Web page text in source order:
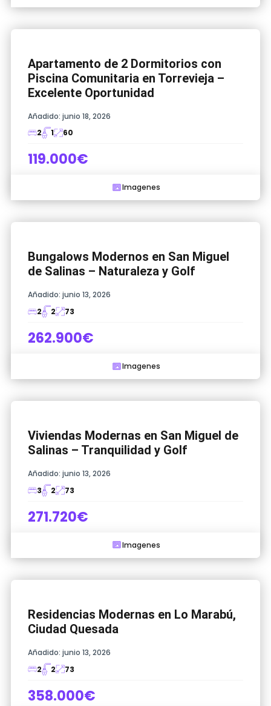
Apartamento de 2 Dormitorios con
Piscina Comunitaria en Torrevieja –
Excelente Oportunidad
Añadido: junio 18, 2026
2
1 60
119.000€
Imagenes
Bungalows Modernos en San Miguel
de Salinas – Naturaleza y Golf
Añadido: junio 13, 2026
2
2 73
262.900€
Imagenes
Viviendas Modernas en San Miguel de
Salinas – Tranquilidad y Golf
Añadido: junio 13, 2026
3
2 73
271.720€
Imagenes
Residencias Modernas en Lo Marabú,
Ciudad Quesada
Añadido: junio 13, 2026
2
2 73
358.000€